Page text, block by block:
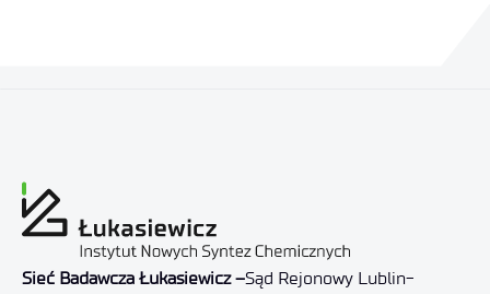
Sieć Badawcza Łukasiewicz –Sąd Rejonowy Lublin-